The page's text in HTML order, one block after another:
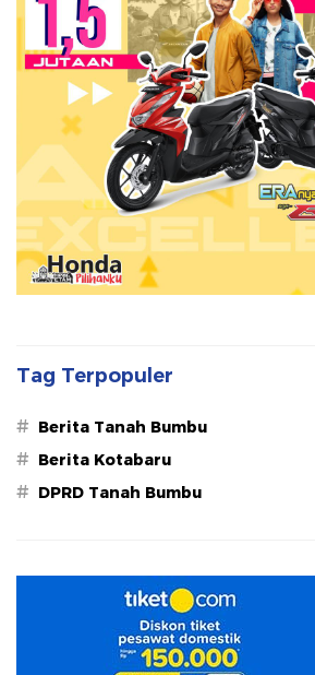
Tag Terpopuler
# Berita Tanah Bumbu
# Berita Kotabaru
# DPRD Tanah Bumbu